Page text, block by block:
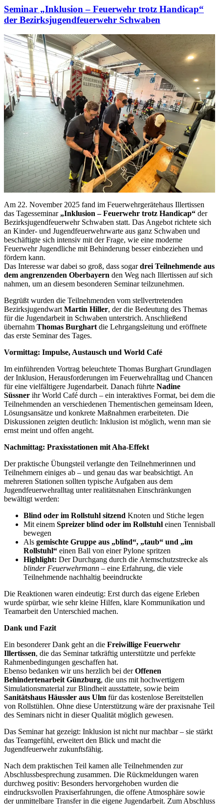
Seminar „Inklusion – Feuerwehr trotz Handicap“
der Bezirksjugendfeuerwehr Schwaben
Am 22. November 2025 fand im Feuerwehrgerätehaus Illertissen
das Tagesseminar „Inklusion – Feuerwehr trotz Handicap“ der
Bezirksjugendfeuerwehr Schwaben statt. Das Angebot richtete sich
an Kinder- und Jugendfeuerwehrwarte aus ganz Schwaben und
beschäftigte sich intensiv mit der Frage, wie eine moderne
Feuerwehr Jugendliche mit Behinderung besser einbeziehen und
fördern kann.
Das Interesse war dabei so groß, dass sogardrei Teilnehmende aus
dem angrenzenden Oberbayern den Weg nach Illertissen auf sich
nahmen, um an diesem besonderen Seminar teilzunehmen.
Begrüßt wurden die Teilnehmenden vom stellvertretenden
Bezirksjugendwart Martin Hiller, der die Bedeutung des Themas
für die Jugendarbeit in Schwaben unterstrich. Anschließend
übernahm Thomas Burghart die Lehrgangsleitung und eröffnete
das erste Seminar des Tages.
Vormittag: Impulse, Austausch und World Café
Im einführenden Vortrag beleuchtete Thomas Burghart Grundlagen
der Inklusion, Herausforderungen im Feuerwehralltag und Chancen
für eine vielfältigere Jugendarbeit. Danach führte Nadine
Süssner ihr World Café durch – ein interaktives Format, bei dem die
Teilnehmenden an verschiedenen Thementischen gemeinsam Ideen,
Lösungsansätze und konkrete Maßnahmen erarbeiteten. Die
Diskussionen zeigten deutlich: Inklusion ist möglich, wenn man sie
ernst meint und offen angeht.
Nachmittag: Praxisstationen mit Aha-Effekt
Der praktische Übungsteil verlangte den Teilnehmerinnen und
Teilnehmern einiges ab – und genau das war beabsichtigt. An
mehreren Stationen sollten typische Aufgaben aus dem
Jugendfeuerwehralltag unter realitätsnahen Einschränkungen
bewältigt werden:
Blind oder im Rollstuhl sitzend Knoten und Stiche legen
Mit einem Spreizer blind oder im Rollstuhl einen Tennisball
bewegen
Als gemischte Gruppe aus „blind“, „taub“ und „im
Rollstuhl“ einen Ball von einer Pylone spritzen
Highlight: Der Durchgang durch die Atemschutzstrecke als
blinder Feuerwehrmann – eine Erfahrung, die viele
Teilnehmende nachhaltig beeindruckte
Die Reaktionen waren eindeutig: Erst durch das eigene Erleben
wurde spürbar, wie sehr kleine Hilfen, klare Kommunikation und
Teamarbeit den Unterschied machen.
Dank und Fazit
Ein besonderer Dank geht an die Freiwillige Feuerwehr
Illertissen, die das Seminar tatkräftig unterstützte und perfekte
Rahmenbedingungen geschaffen hat.
Ebenso bedanken wir uns herzlich bei derOffenen
Behindertenarbeit Günzburg, die uns mit hochwertigem
Simulationsmaterial zur Blindheit ausstattete, sowie beim
Sanitätshaus Häussler aus Ulm für das kostenlose Bereitstellen
von Rollstühlen. Ohne diese Unterstützung wäre der praxisnahe Teil
des Seminars nicht in dieser Qualität möglich gewesen.
Das Seminar hat gezeigt: Inklusion ist nicht nur machbar – sie stärkt
das Teamgefühl, erweitert den Blick und macht die
Jugendfeuerwehr zukunftsfähig.
Nach dem praktischen Teil kamen alle Teilnehmenden zur
Abschlussbesprechung zusammen. Die Rückmeldungen waren
durchweg positiv: Besonders hervorgehoben wurden die
eindrucksvollen Praxiserfahrungen, die offene Atmosphäre sowie
der unmittelbare Transfer in die eigene Jugendarbeit. Zum Abschluss